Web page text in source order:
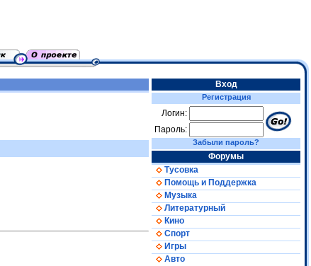
Вход
Регистрация
Логин:
Пароль:
Забыли пароль?
Форумы
Тусовка
Помощь и Поддержка
Музыка
Литературный
Кино
Спорт
Игры
Авто